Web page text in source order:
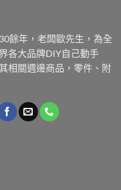
餘年，老闆歐先生，為全
各大品牌DIY自己動手
相關週邊商品，零件、附